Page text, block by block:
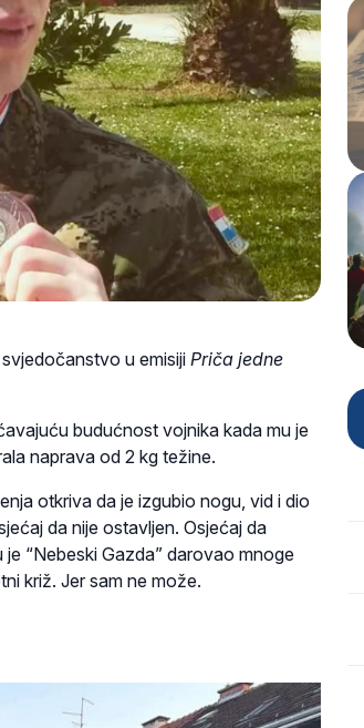
u emisiji Priča jedne
budućnost vojnika kada mu je
naprava od 2 kg težine.
otkriva da je izgubio nogu, vid i dio
da nije ostavljen. Osjećaj da
“Nebeski Gazda” darovao mnoge
križ. Jer sam ne može.